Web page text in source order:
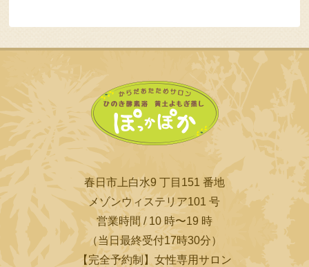
春日市上白水9 丁目151 番地
メゾンウィステリア101 号
営業時間 / 10 時〜19 時
（当日最終受付17時30分）
【完全予約制】女性専用サロン